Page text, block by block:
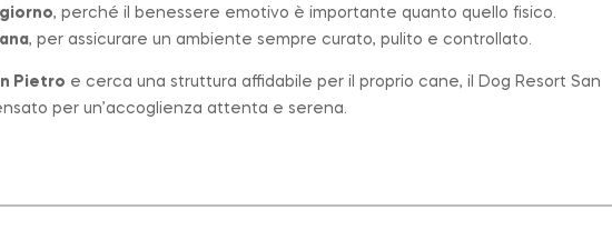
, perché il benessere emotivo è importante quanto quello fisico.
, per assicurare un ambiente sempre curato, pulito e controllato.
Pietro e cerca una struttura affidabile per il proprio cane, il Dog Resort San
per un’accoglienza attenta e serena.